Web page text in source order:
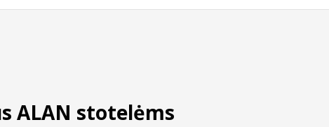
ALAN stotelėms